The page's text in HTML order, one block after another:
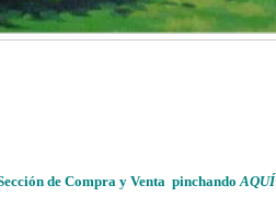
de Compra y Venta pinchandoAQUÍ